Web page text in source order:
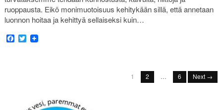
ruoppausta. Eikö monimuotoisuus kehitykään sillä, että annetaan
luonnon hoitaa ja kehittyä sellaiseksi kuin…
Facebook
Twitter
1 2 … 6 Next →